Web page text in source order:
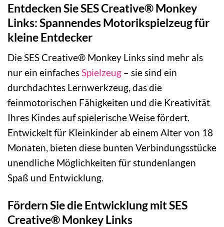
Entdecken Sie SES Creative® Monkey
Links: Spannendes Motorikspielzeug für
kleine Entdecker
Die SES Creative® Monkey Links sind mehr als
nur ein einfachesSpielzeug – sie sind ein
durchdachtes Lernwerkzeug, das die
feinmotorischen Fähigkeiten und die Kreativität
Ihres Kindes auf spielerische Weise fördert.
Entwickelt für Kleinkinder ab einem Alter von 18
Monaten, bieten diese bunten Verbindungsstücke
unendliche Möglichkeiten für stundenlangen
Spaß und Entwicklung.
Fördern Sie die Entwicklung mit SES
Creative® Monkey Links